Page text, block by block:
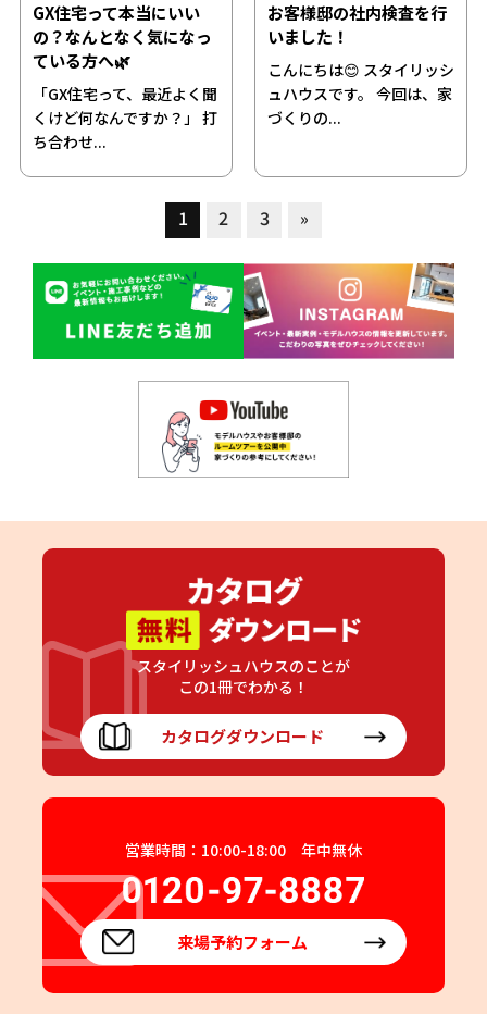
GX住宅って本当にいい
の？なんとなく気になっ
ている方へ🌿
「GX住宅って、最近よく聞
くけど何なんですか？」 打
ち合わせ...
お客様邸の社内検査を行
いました！
こんにちは😊 スタイリッシ
ュハウスです。 今回は、家
づくりの...
1 2 3 »
スタイリッシュハウスのことが
この1冊でわかる！
カタログダウンロード
営業時間：10:00-18:00 年中無休
来場予約フォーム